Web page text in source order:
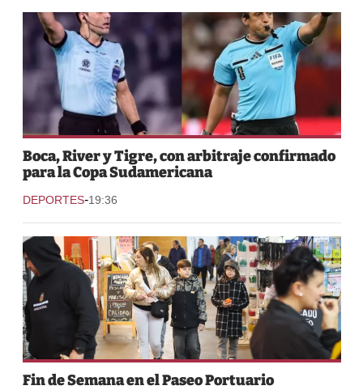
Boca, River y Tigre, con arbitraje confirmado
para la Copa Sudamericana
DEPORTES-19:36
Fin de Semana en el Paseo Portuario